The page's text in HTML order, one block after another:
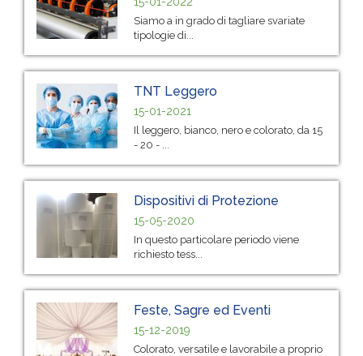
Siamo a in grado di tagliare svariate
tipologie di...
TNT Leggero
15-01-2021
Il leggero, bianco, nero e colorato, da 15
- 20 - ...
Dispositivi di Protezione
15-05-2020
In questo particolare periodo viene
richiesto tess...
Feste, Sagre ed Eventi
15-12-2019
Colorato, versatile e lavorabile a proprio